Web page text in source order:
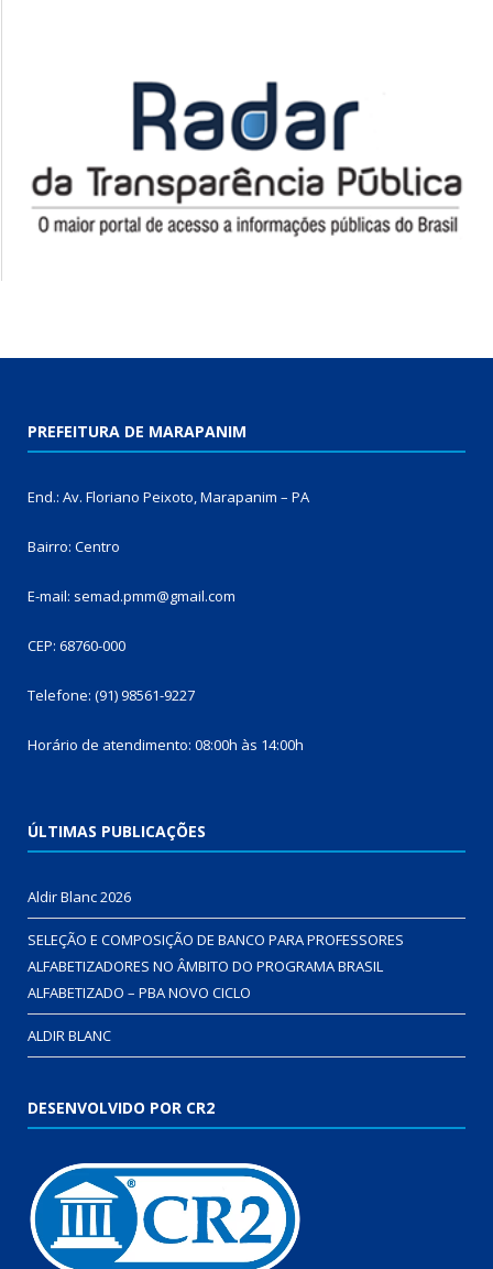
PREFEITURA DE MARAPANIM
End.: Av. Floriano Peixoto, Marapanim – PA
Bairro: Centro
E-mail: semad.pmm@gmail.com
CEP: 68760-000
Telefone: (91) 98561-9227
Horário de atendimento: 08:00h às 14:00h
ÚLTIMAS PUBLICAÇÕES
Aldir Blanc 2026
SELEÇÃO E COMPOSIÇÃO DE BANCO PARA PROFESSORES
ALFABETIZADORES NO ÂMBITO DO PROGRAMA BRASIL
ALFABETIZADO – PBA NOVO CICLO
ALDIR BLANC
DESENVOLVIDO POR CR2